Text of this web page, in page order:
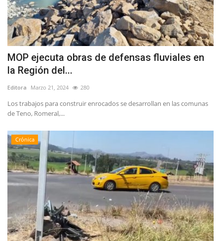
MOP ejecuta obras de defensas fluviales en
la Región del...
Editora Marzo 21, 2024 280
Los trabajos para construir enrocados se desarrollan en las comunas
de Teno, Romeral,...
Crónica